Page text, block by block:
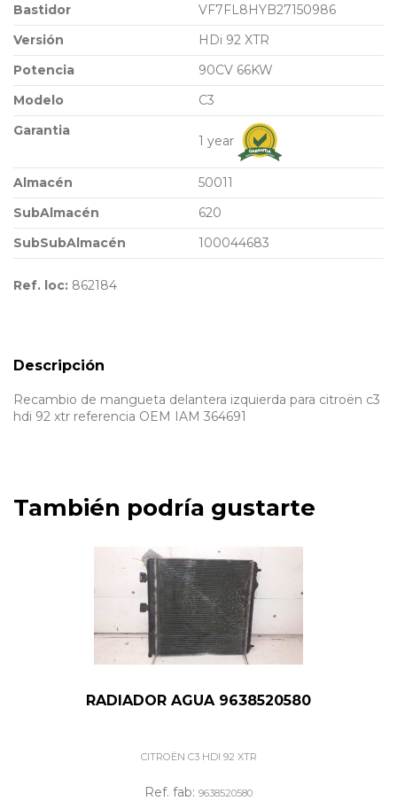
Bastidor
VF7FL8HYB27150986
Versión
HDi 92 XTR
Potencia
90CV 66KW
Modelo
C3
Garantia
1 year
Almacén
50011
SubAlmacén
620
SubSubAlmacén
100044683
Ref. loc: 862184
Descripción
Recambio de mangueta delantera izquierda para citroën c3
hdi 92 xtr referencia OEM IAM 364691
También podría gustarte
RADIADOR AGUA 9638520580
CITROËN C3 HDI 92 XTR
Ref. fab: 9638520580